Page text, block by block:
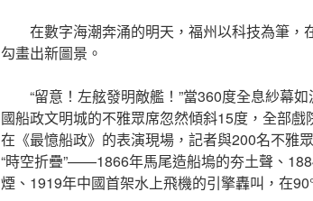
在數字海潮奔涌的明天，福州以科技為筆，
勾畫出新圖景。
“留意！左舷發明敵艦！”當360度全息紗幕
國船政文明城的不雅眾席忽然傾斜15度，全部戲
在《最憶船政》的表演現場，記者與200名不雅
“時空折疊”——1866年馬尾造船塢的夯土聲、
煙、1919年中國首架水上飛機的引擎轟叫，在